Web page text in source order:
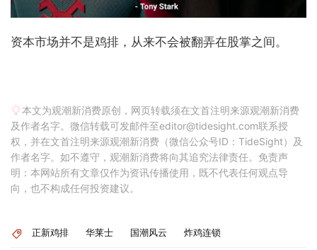
资本市场并不是鸡排，从来不会被翻弄在股掌之间。
本文为观潮新消费原创，网页转载须在文首注明来源观潮新消费
及作者名字。微信转载可发邮件至editor@tidesight.com联系授
权，并在文首注明来源观潮新消费（微信公众号ID：TideSight）及
作者名字。如不遵守，观潮新消费将向其追究法律责任。免责声
明：本网站所有文章仅作为资讯传播使用，既不代表任何观点导
向，也不构成任何投资建议。
正新鸡排 华莱士 国潮风云 炸鸡连锁